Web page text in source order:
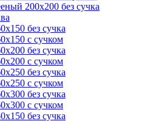
200х200 без сучка
без сучка
с сучком
без сучка
с сучком
без сучка
с сучком
без сучка
с сучком
без сучка